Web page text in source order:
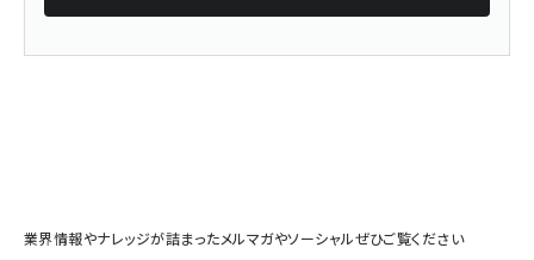
業界情報やナレッジが詰まったメルマガやソーシャルぜひご覧ください